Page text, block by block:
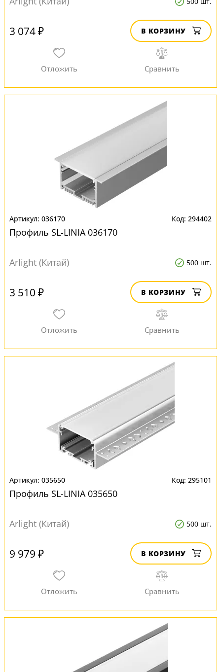
3 074 ₽ В КОРЗИНУ
036170 294402
Профиль SL-LINIA 036170
Arlight (Китай) 500 шт.
3 510 ₽ В КОРЗИНУ
035650 295101
Профиль SL-LINIA 035650
Arlight (Китай) 500 шт.
9 979 ₽ В КОРЗИНУ